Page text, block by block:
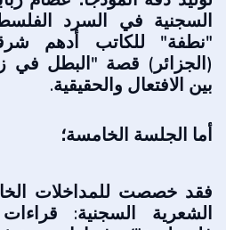
السجنية في السرد
"نطفة" للكاتب أدهم
(الجزائر) قصة "البطل في
بين الافتعال والحقيقية.
أما الجلسة الخامسة؛
فقد خصصت للمداخلات
الشعرية السجنية: